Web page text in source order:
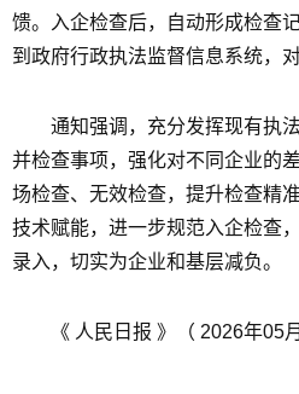
馈。入企检查后，自动形成检查
到政府行政执法监督信息系统，
通知强调，充分发挥现有执
并检查事项，强化对不同企业的
场检查、无效检查，提升检查精
技术赋能，进一步规范入企检查
录入，切实为企业和基层减负。
《 人民日报 》（ 2026年05